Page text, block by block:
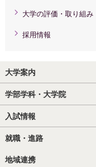
大学の評価・取り組み
採用情報
大学案内
学部学科・大学院
入試情報
就職・進路
地域連携